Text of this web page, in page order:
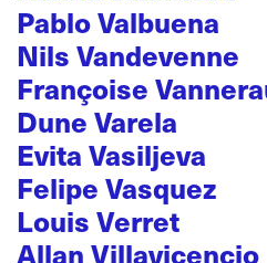
Pablo Valbuena
Nils Vandevenne
Françoise
Dune Varela
Evita Vasiljeva
Felipe Vasquez
Louis Verret
Allan Villavicencio